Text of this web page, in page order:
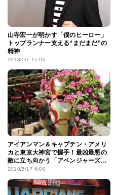
山寺宏一が明かす「僕のヒーロー」
トップランナー支える“まだまだ”の
精神
2018/5/1 15:00
アイアンマン＆キャプテン・アメリ
カと東京大神宮で握手！最凶最悪の
敵に立ち向かう「アベンジャーズ」
がやってきた
2018/5/17 6:00